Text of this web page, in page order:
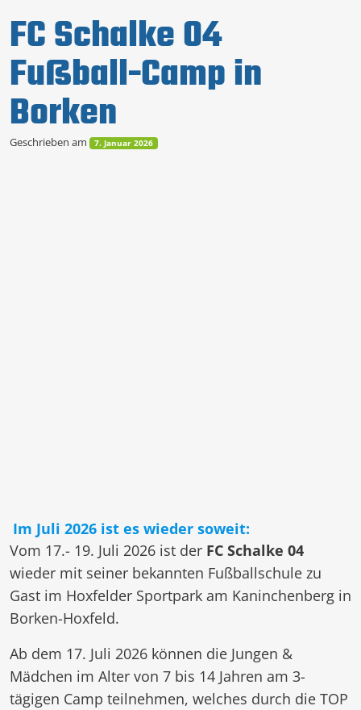
FC Schalke 04
Fußball-Camp in
Borken
Geschrieben am 7. Januar 2026
Im Juli 2026 ist es wieder soweit:
Vom 17.- 19. Juli 2026 ist der FC Schalke 04
wieder mit seiner bekannten Fußballschule zu
Gast im Hoxfelder Sportpark am Kaninchenberg in
Borken-Hoxfeld.
Ab dem 17. Juli 2026 können die Jungen &
Mädchen im Alter von 7 bis 14 Jahren am 3-
tägigen Camp teilnehmen, welches durch die TOP